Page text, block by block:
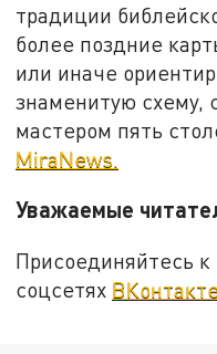
традиции
более поздние
или иначе
знаменитую схему,
мастером пять
MiraNews.
Уважаемые
Присоединяйтесь к
соцсетях